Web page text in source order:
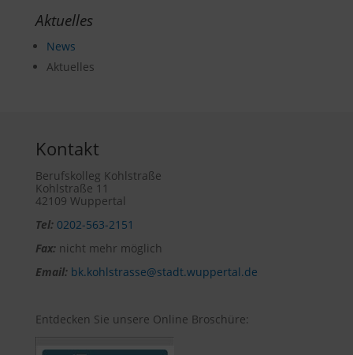
Aktuelles
News
Aktuelles
Kontakt
Berufskolleg Kohlstraße
Kohlstraße 11
42109 Wuppertal
Tel: 0202-563-2151
Fax:nicht mehr möglich
Email: bk.kohlstrasse@stadt.wuppertal.de
Entdecken Sie unsere Online Broschüre: